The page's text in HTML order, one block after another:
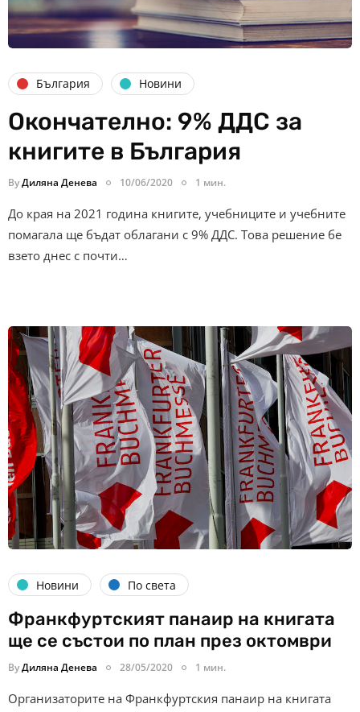
България Новини
Окончателно: 9% ДДС за
книгите в България
ByДиляна Денева 10/06/2020 1 мин.
До края на 2021 година книгите, учебниците и учебните
помагала ще бъдат облагани с 9% ДДС. Това решение бе
взето днес с почти…
Новини По света
Франкфуртският панаир на книгата
ще се състои по план през октомври
ByДиляна Денева 28/05/2020 1 мин.
Организаторите на Франкфуртския панаир на книгата